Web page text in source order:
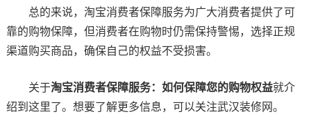
总的来说，淘宝消费者保障服务为广大消费者提供了可
靠的购物保障，但消费者在购物时仍需保持警惕，选择正规
渠道购买商品，确保自己的权益不受损害。
关于淘宝消费者保障服务：如何保障您的购物权益就介
绍到这里了。想要了解更多信息，可以关注武汉装修网。